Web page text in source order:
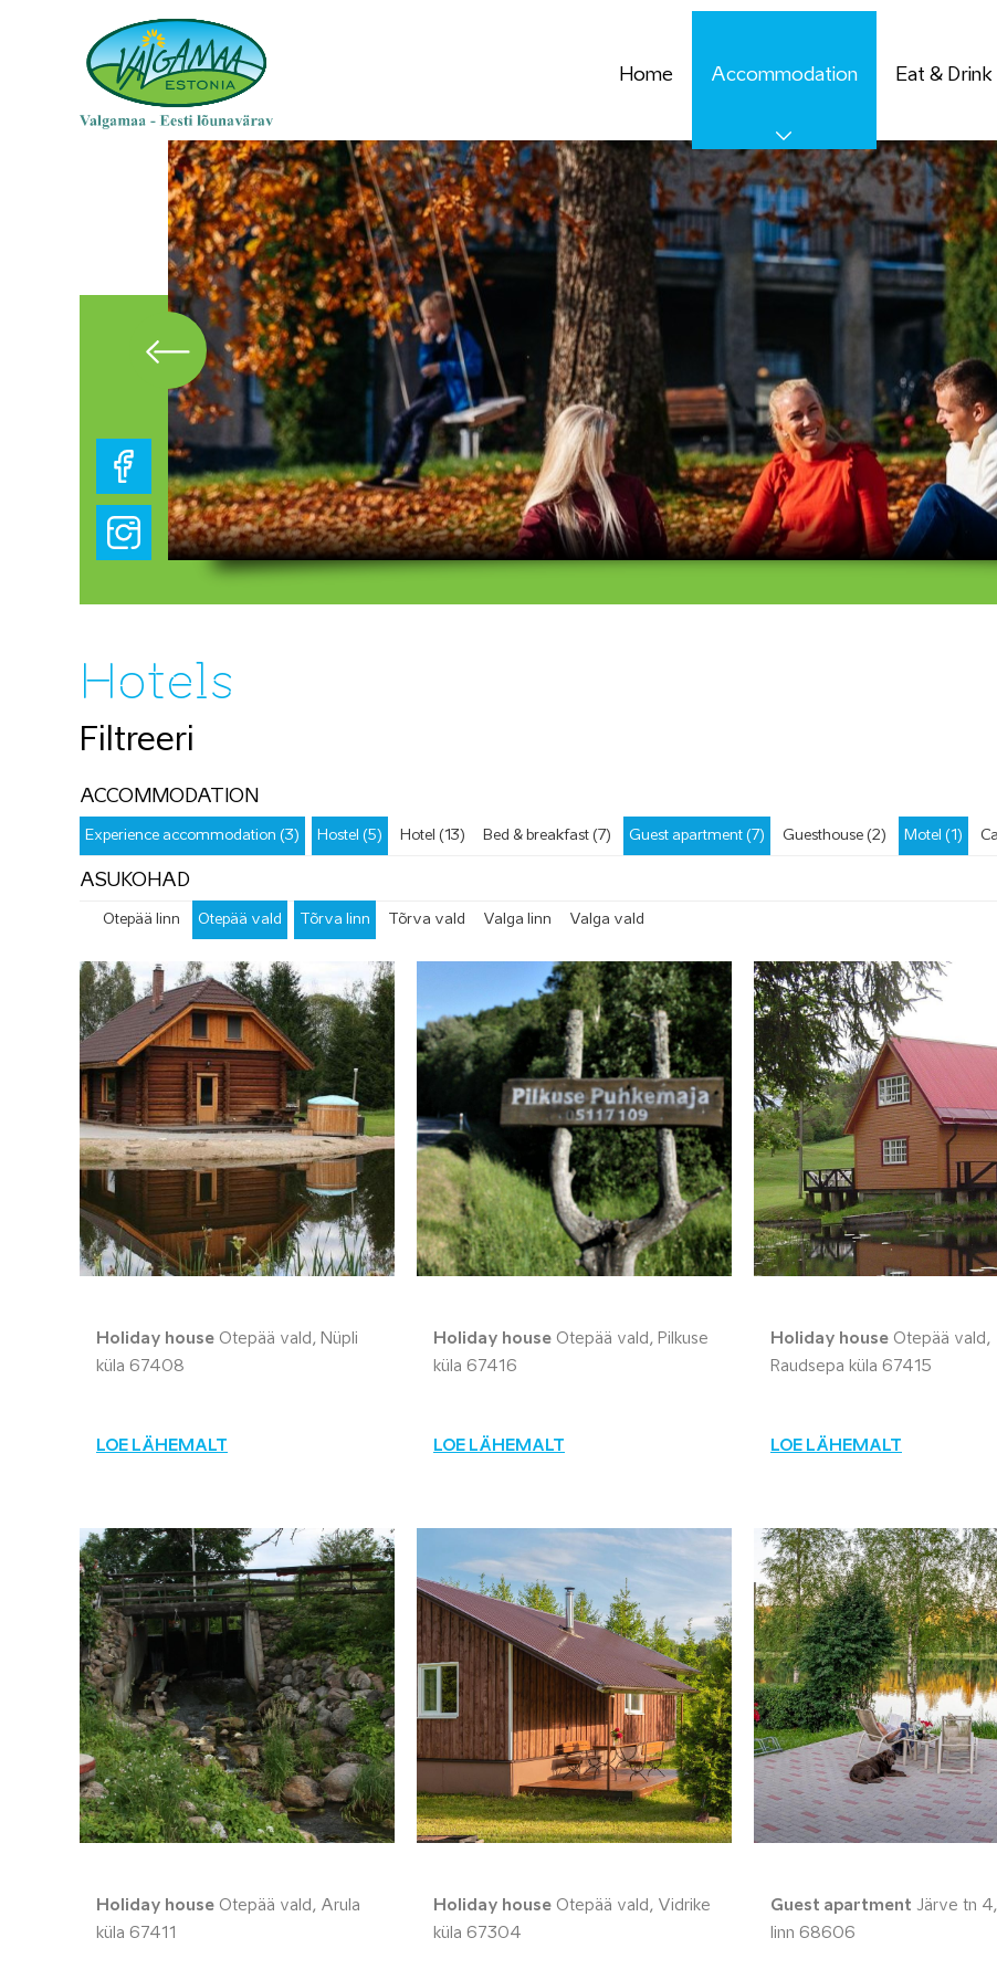
Home Accommodation Eat & Drink
Hotels
Filtreeri
ACCOMMODATION
Experience accommodation (3) Hostel (5) Hotel (13) Bed & breakfast (7) Guest apartment (7) Guesthouse (2) Motel (1)
ASUKOHAD
Otepää linn Otepää vald Tõrva linn Tõrva vald Valga linn Valga vald
Holiday house Otepää vald, Nüpli
küla 67408
LOE LÄHEMALT
Holiday house Otepää vald, Pilkuse
küla 67416
LOE LÄHEMALT
Holiday house Otepää vald,
Raudsepa küla 67415
LOE LÄHEMALT
Holiday house Otepää vald, Arula
küla 67411
Holiday house Otepää vald, Vidrike
küla 67304
Guest apartment Järve tn
linn 68606